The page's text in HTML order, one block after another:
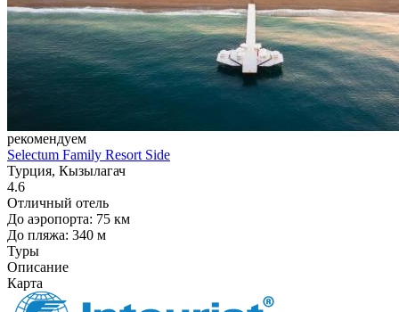
рекомендуем
Selectum Family Resort Side
Турция, Кызылагач
4.6
Отличный отель
До аэропорта: 75 км
До пляжа: 340 м
Туры
Описание
Карта